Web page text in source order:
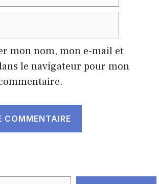
mon nom, mon e-mail et
le navigateur pour mon